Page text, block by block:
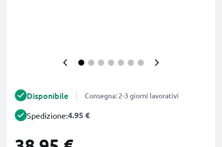
Disponibile Consegna: 2-3 giorni lavorativi
Spedizione:4.95 €